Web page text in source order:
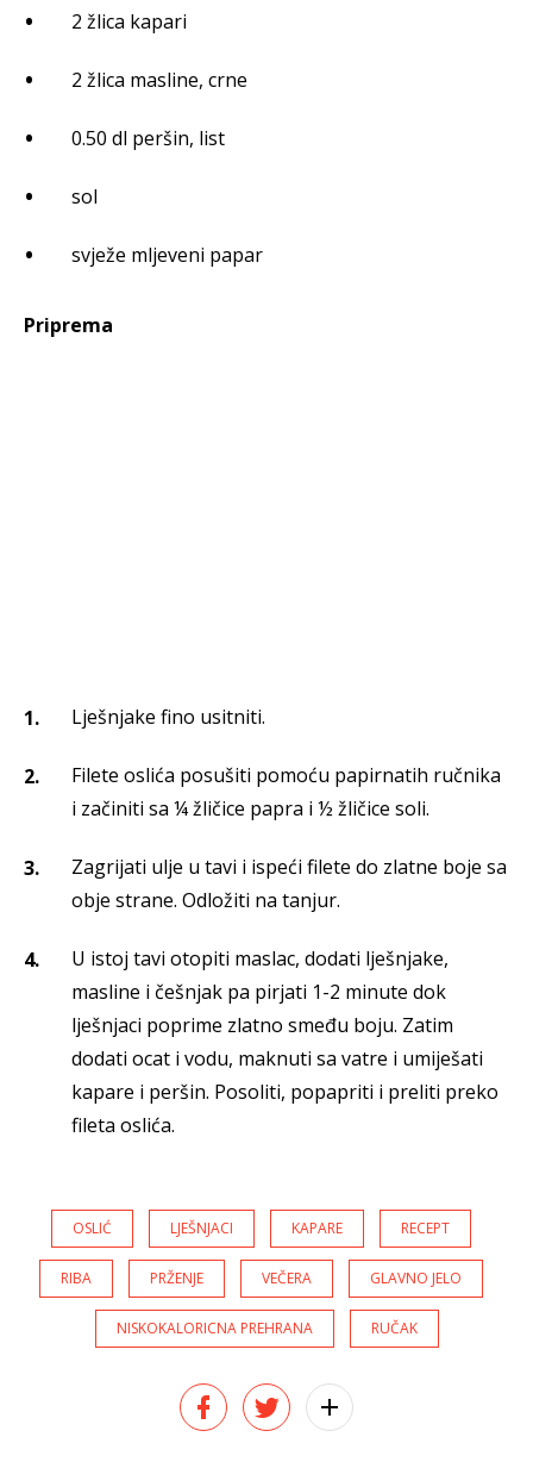
2 žlica kapari
2 žlica masline, crne
0.50 dl peršin, list
sol
svježe mljeveni papar
Priprema
Lješnjake fino usitniti.
Filete oslića posušiti pomoću papirnatih ručnika
i začiniti sa ¼ žličice papra i ½ žličice soli.
Zagrijati ulje u tavi i ispeći filete do zlatne boje sa
obje strane. Odložiti na tanjur.
U istoj tavi otopiti maslac, dodati lješnjake,
masline i češnjak pa pirjati 1-2 minute dok
lješnjaci poprime zlatno smeđu boju. Zatim
dodati ocat i vodu, maknuti sa vatre i umiješati
kapare i peršin. Posoliti, popapriti i preliti preko
fileta oslića.
OSLIĆ LJEŠNJACI KAPARE RECEPT
RIBA PRŽENJE VEČERA GLAVNO JELO
NISKOKALORICNA PREHRANA RUČAK